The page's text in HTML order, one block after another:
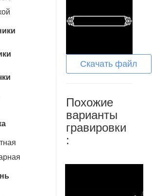
Скачать файл
Похожие
варианты
гравировки
: